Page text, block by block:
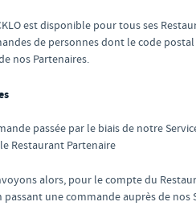
est disponible pour tous ses
de personnes dont le code
nos Partenaires.
passée par le biais de notre
Restaurant Partenaire
alors, pour le compte du
passant une commande auprès de